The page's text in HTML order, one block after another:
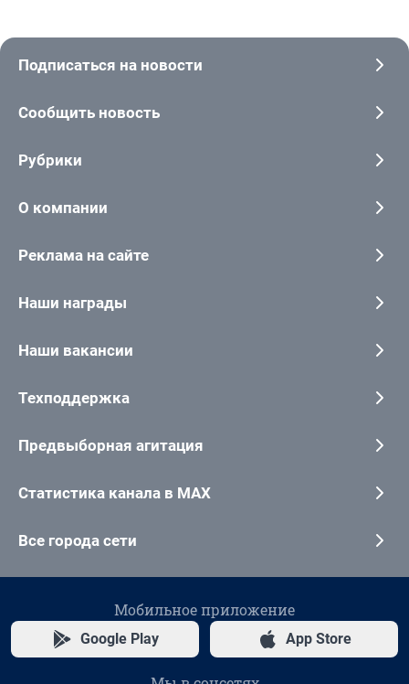
Подписаться на новости
Сообщить новость
Рубрики
О компании
Реклама на сайте
Наши награды
Наши вакансии
Техподдержка
Предвыборная агитация
Статистика канала в MAX
Все города сети
Мобильное приложение
Google Play App Store